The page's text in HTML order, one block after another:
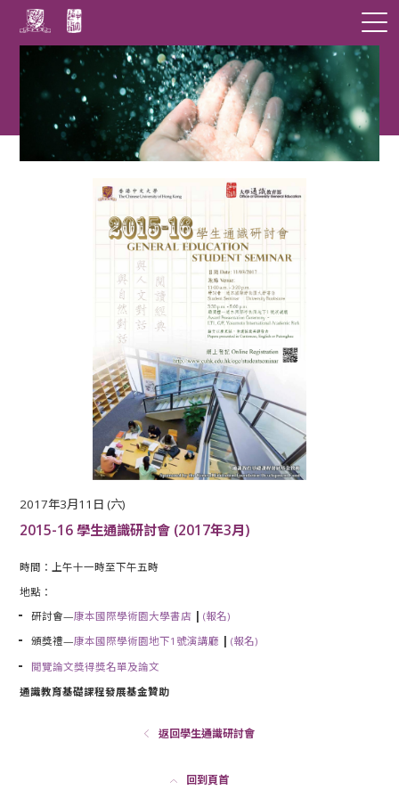
2017年3月11日 (六)
2015-16 學生通識研討會 (2017年3月)
時間：上午十一時至下午五時
地點：
研討會—康本國際學術園大學書店 |(報名)
頒獎禮—康本國際學術園地下1號演講廳
(報名)
閲覽論文獎得獎名單及論文
通識教育基礎課程發展基金贊助
返回學生通識研討會
回到頁首